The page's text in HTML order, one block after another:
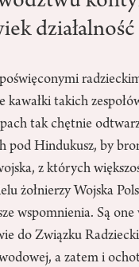
takich
tak chętnie
pod Hindukusz, by
z których
żołnierzy Wojska
wspomnienia. Są one
do Związku
a zatem i